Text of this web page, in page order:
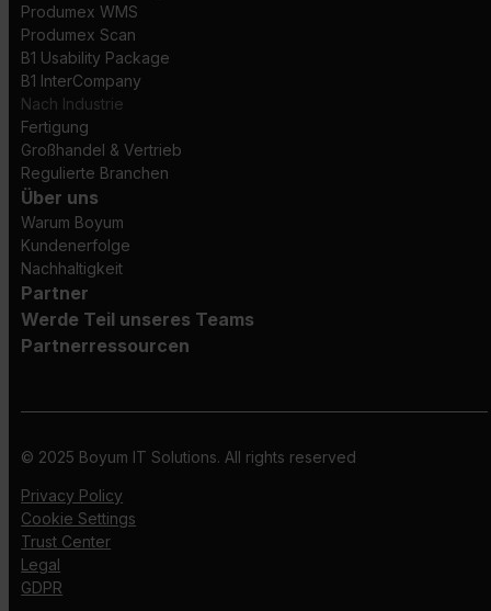
Produmex WMS
Produmex Scan
B1 Usability Package
B1 InterCompany
Nach Industrie
Fertigung
Großhandel & Vertrieb
Regulierte Branchen
Über uns
Warum Boyum
Kundenerfolge
Nachhaltigkeit
Partner
Werde Teil unseres Teams
Partnerressourcen
© 2025 Boyum IT Solutions. All rights reserved
Privacy Policy
Cookie Settings
Trust Center
Legal
GDPR